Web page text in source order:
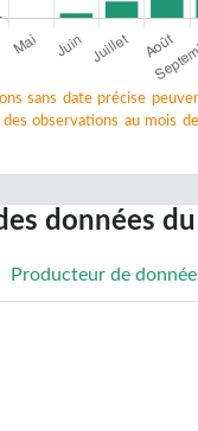
sans date précise
observations au mois
données
Producteur de